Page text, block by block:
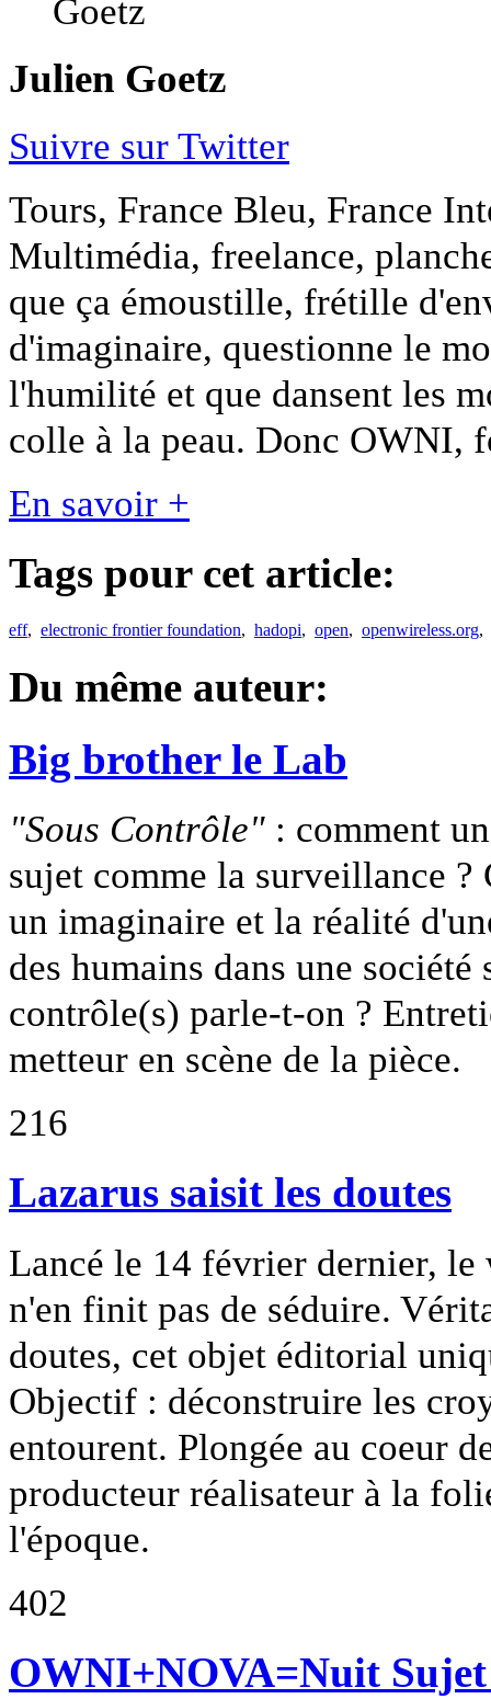
Julien Goetz
Suivre sur Twitter
Tours, France Bleu, France
Multimédia, freelance,
que ça émoustille, frétille
d'imaginaire, questionne le
l'humilité et que dansent les
colle à la peau. Donc OWNI,
En savoir +
Tags pour cet article:
eff, electronic frontier foundation, hadopi, open, openwireless.org,
Du même auteur:
Big brother le Lab
"Sous Contrôle" : comment
sujet comme la surveillance ?
un imaginaire et la réalité
des humains dans une
contrôle(s) parle-t-on ?
metteur en scène de la pièce.
216
Lazarus saisit les doutes
Lancé le 14 février dernier,
n'en finit pas de séduire.
doutes, cet objet éditorial
Objectif : déconstruire les
entourent. Plongée au coeur
producteur réalisateur à la
l'époque.
402
OWNI+NOVA=Nuit